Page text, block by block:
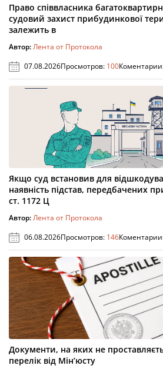
Право співвласника
судовий захист прибудинкової
залежить в
Автор:Лента от Протокола
07.08.2026Просмотров: 100
Якщо суд встановив для
наявність підстав, передбачених
ст. 1172 Ц
Автор:Лента от Протокола
06.08.2026Просмотров: 146
Документи, на яких не
перелік від Мін’юсту